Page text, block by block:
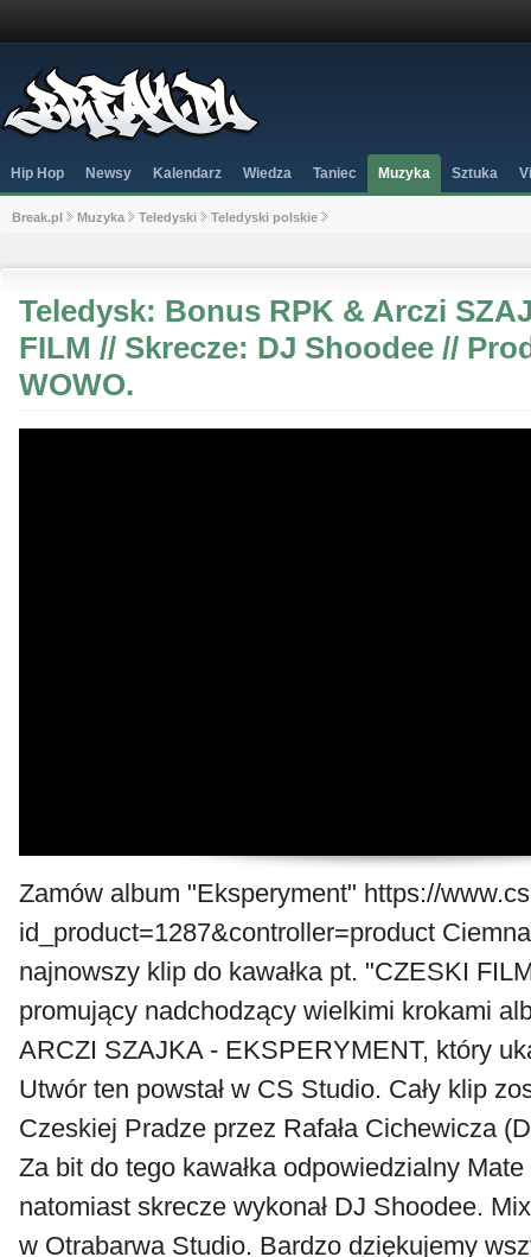
Hip Hop Newsy Kalendarz Wiedza Taniec Muzyka Sztuka
Break.pl Muzyka Teledyski Teledyski polskie
Teledysk: Bonus RPK & Arczi
FILM // Skrecze: DJ Shoodee //
WOWO.
Zamów album "Eksperyment" https://
id_product=1287&controller=product
najnowszy klip do kawałka pt. "CZESKI
promujący nadchodzący wielkimi krokami
ARCZI SZAJKA - EKSPERYMENT, który
Utwór ten powstał w CS Studio. Cały klip
Czeskiej Pradze przez Rafała Cichewicza
Za bit do tego kawałka odpowiedzialny
natomiast skrecze wykonał DJ Shoodee.
w Otrabarwa Studio. Bardzo dziękujemy